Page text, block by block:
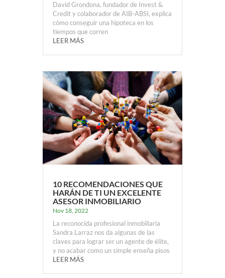
David Grondona, fundador de Invest &
Credit y colaborador de AIB-ABSI, explica
cómo conseguir una hipoteca en los
tiempos que corren
LEER MÁS
10 RECOMENDACIONES QUE
HARÁN DE TI UN EXCELENTE
ASESOR INMOBILIARIO
Nov 18, 2022
La reconocida profesional inmobiliaria
Sandra Larraz nos da algunas de las
claves para lograr ser un agente de élite,
y no acabar como un simple enseña pisos
LEER MÁS